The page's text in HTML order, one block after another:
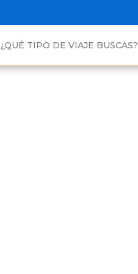
¿QUÉ TIPO DE VIAJE BUSCAS?